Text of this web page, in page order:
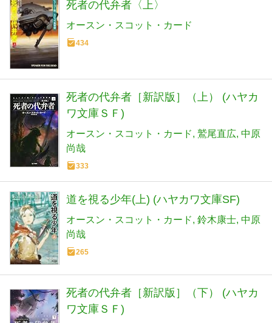
死者の代弁者〈上〉
オースン・スコット・カード
434
死者の代弁者［新訳版］（上） (ハヤカ
ワ文庫ＳＦ)
オースン・スコット・カード 鷲尾直広 中原
尚哉
333
道を視る少年(上) (ハヤカワ文庫SF)
オースン・スコット・カード 鈴木康士 中原
尚哉
265
死者の代弁者［新訳版］（下） (ハヤカ
ワ文庫ＳＦ)